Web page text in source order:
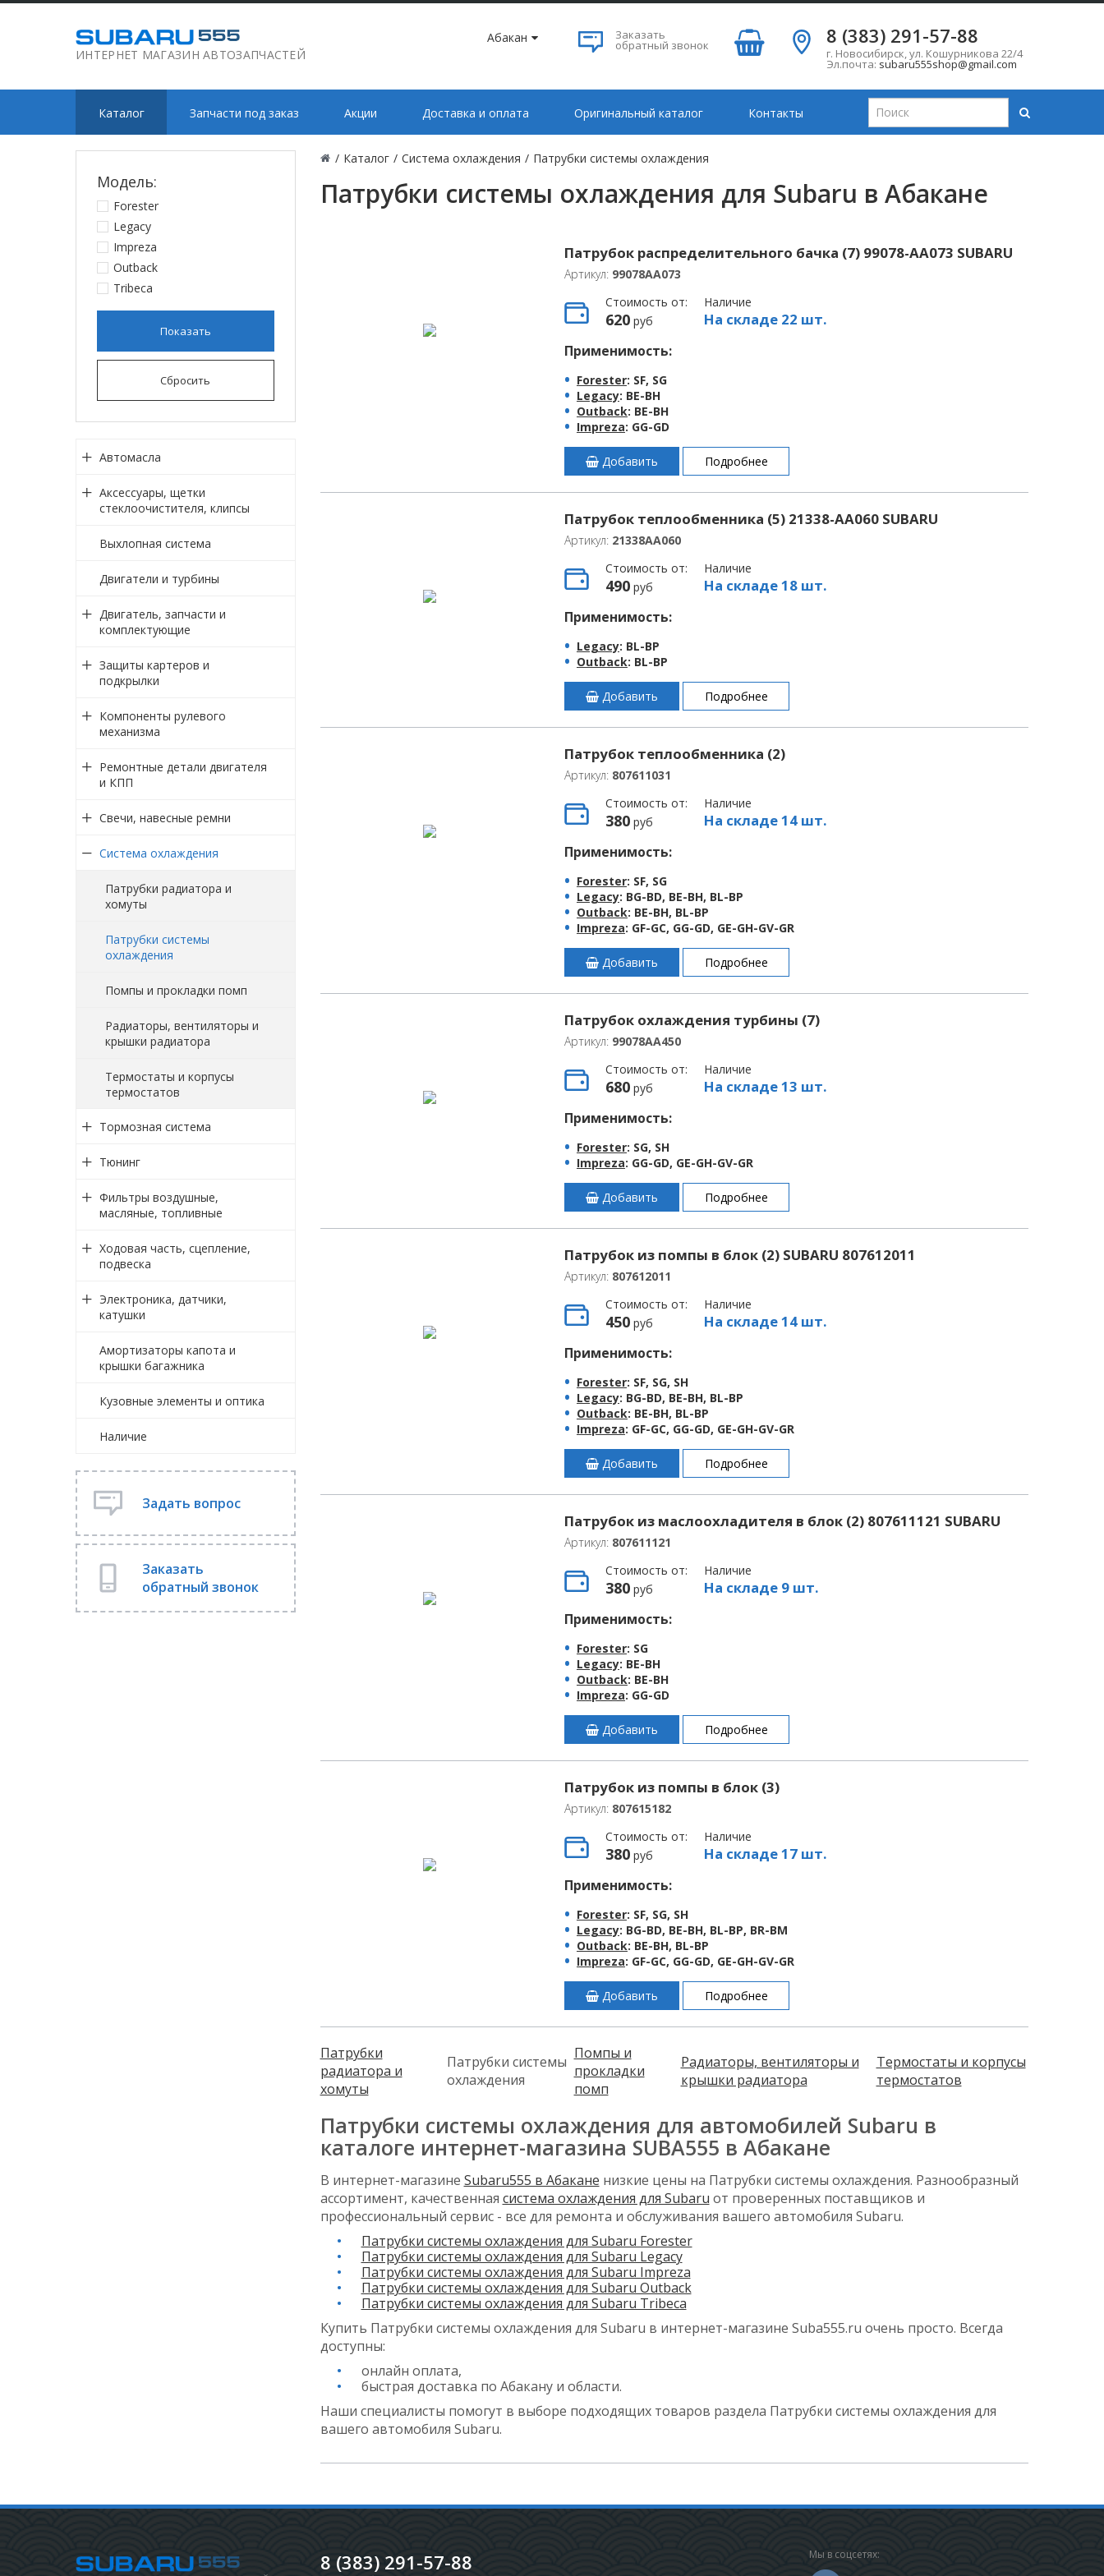
ИНТЕРНЕТ МАГАЗИН АВТОЗАПЧАСТЕЙ
Абакан Заказать
обратный звонок 8 (383) 291-57-88
г. Новосибирск,ул. Кошурникова 22/4
Эл.почта: subaru555shop@gmail.com
Каталог Запчасти под заказ Акции Доставка и оплата Оригинальный каталог Контакты
/ Каталог / Система охлаждения / Патрубки системы охлаждения
Патрубки системы охлаждения для Subaru в Абакане
Модель:
Forester
Legacy
Impreza
Outback
Tribeca
Показать
Сбросить
Автомасла
Аксессуары, щетки
стеклоочистителя, клипсы
Выхлопная система
Двигатели и турбины
Двигатель, запчасти и
комплектующие
Защиты картеров и
подкрылки
Компоненты рулевого
механизма
Ремонтные детали двигателя
и КПП
Свечи, навесные ремни
Система охлаждения
Патрубки радиатора и
хомуты
Патрубки системы
охлаждения
Помпы и прокладки помп
Радиаторы, вентиляторы и
крышки радиатора
Термостаты и корпусы
термостатов
Тормозная система
Тюнинг
Фильтры воздушные,
масляные, топливные
Ходовая часть, сцепление,
подвеска
Электроника, датчики,
катушки
Амортизаторы капота и
крышки багажника
Кузовные элементы и оптика
Наличие
Задать вопрос
Заказать
обратный звонок
Патрубок распределительного бачка (7) 99078-AA073 SUBARU
Артикул: 99078AA073
Стоимость от:
620руб
Наличие
На складе 22 шт.
Применимость:
Forester: SF, SG
Legacy: BE-BH
Outback: BE-BH
Impreza: GG-GD
Добавить Подробнее
Патрубок теплообменника (5) 21338-AA060 SUBARU
Артикул: 21338AA060
Стоимость от:
490руб
Наличие
На складе 18 шт.
Применимость:
Legacy: BL-BP
Outback: BL-BP
Добавить Подробнее
Патрубок теплообменника (2)
Артикул: 807611031
Стоимость от:
380руб
Наличие
На складе 14 шт.
Применимость:
Forester: SF, SG
Legacy: BG-BD, BE-BH, BL-BP
Outback: BE-BH, BL-BP
Impreza: GF-GC, GG-GD, GE-GH-GV-GR
Добавить Подробнее
Патрубок охлаждения турбины (7)
Артикул: 99078AA450
Стоимость от:
680руб
Наличие
На складе 13 шт.
Применимость:
Forester: SG, SH
Impreza: GG-GD, GE-GH-GV-GR
Добавить Подробнее
Патрубок из помпы в блок (2) SUBARU 807612011
Артикул: 807612011
Стоимость от:
450руб
Наличие
На складе 14 шт.
Применимость:
Forester: SF, SG, SH
Legacy: BG-BD, BE-BH, BL-BP
Outback: BE-BH, BL-BP
Impreza: GF-GC, GG-GD, GE-GH-GV-GR
Добавить Подробнее
Патрубок из маслоохладителя в блок (2) 807611121 SUBARU
Артикул: 807611121
Стоимость от:
380руб
Наличие
На складе 9 шт.
Применимость:
Forester: SG
Legacy: BE-BH
Outback: BE-BH
Impreza: GG-GD
Добавить Подробнее
Патрубок из помпы в блок (3)
Артикул: 807615182
Стоимость от:
380руб
Наличие
На складе 17 шт.
Применимость:
Forester: SF, SG, SH
Legacy: BG-BD, BE-BH, BL-BP, BR-BM
Outback: BE-BH, BL-BP
Impreza: GF-GC, GG-GD, GE-GH-GV-GR
Добавить Подробнее
Патрубки
радиатора и
хомуты
Патрубки системы
охлаждения
Помпы и
прокладки
помп
Радиаторы, вентиляторы и
крышки радиатора
Термостаты и корпусы
термостатов
Патрубки системы охлаждения для автомобилей Subaru в
каталоге интернет-магазина SUBA555 в Абакане
В интернет-магазине Subaru555 в Абакане низкие цены на Патрубки системы охлаждения. Разнообразный
ассортимент, качественная система охлаждения для Subaru от проверенных поставщиков и
профессиональный сервис - все для ремонта и обслуживания вашего автомобиля Subaru.
Патрубки системы охлаждения для Subaru Forester
Патрубки системы охлаждения для Subaru Legacy
Патрубки системы охлаждения для Subaru Impreza
Патрубки системы охлаждения для Subaru Outback
Патрубки системы охлаждения для Subaru Tribeca
Купить Патрубки системы охлаждения для Subaru в интернет-магазине Suba555.ru очень просто. Всегда
доступны:
онлайн оплата,
быстрая доставка по Абакану и области.
Наши специалисты помогут в выборе подходящих товаров раздела Патрубки системы охлаждения для
вашего автомобиля Subaru.
8 (383) 291-57-88 Мы в соцсетях: